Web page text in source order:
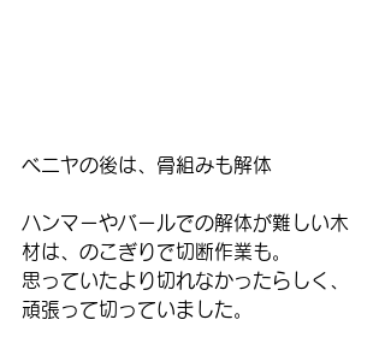
ベニヤの後は、骨組みも解体
ハンマーやバールでの解体が難しい木
材は、のこぎりで切断作業も。
思っていたより切れなかったらしく、
頑張って切っていました。